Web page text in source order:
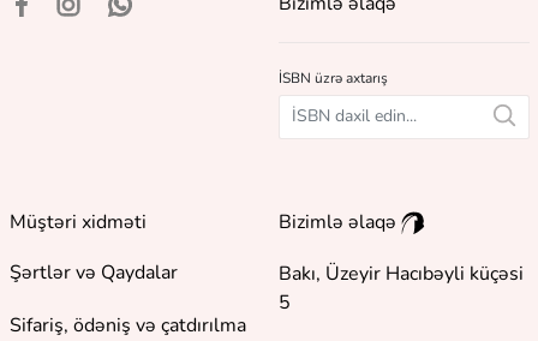
İSBN üzrə axtarış
Müştəri xidməti
Şərtlər və Qaydalar
Sifariş, ödəniş və çatdırılma
Bizimlə əlaqə
Bakı, Üzeyir Hacıbəyli küçəsi
5